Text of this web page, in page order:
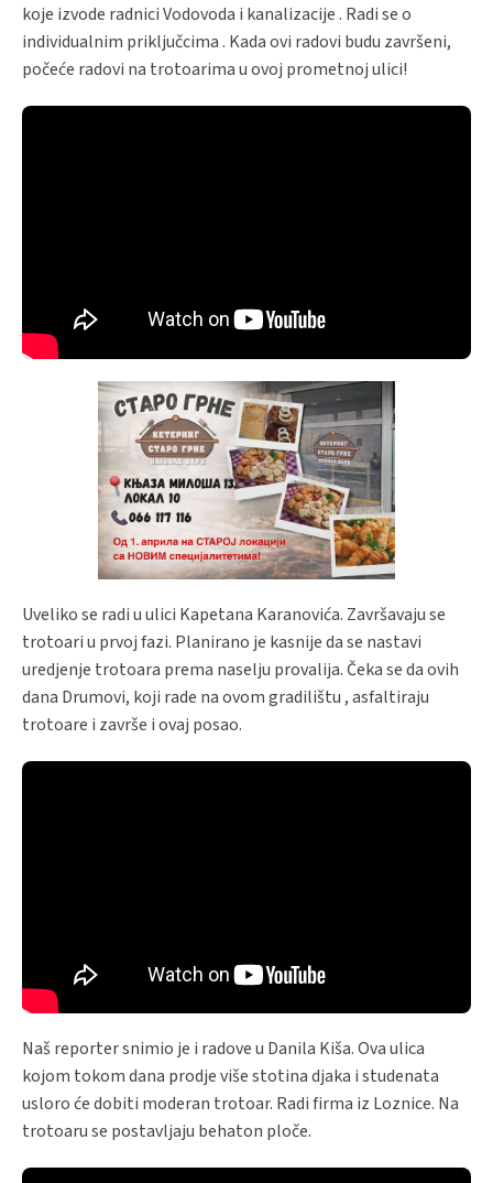
koje izvode radnici Vodovoda i kanalizacije . Radi se o
individualnim priključcima . Kada ovi radovi budu završeni,
počeće radovi na trotoarima u ovoj prometnoj ulici!
Uveliko se radi u ulici Kapetana Karanovića. Završavaju se
trotoari u prvoj fazi. Planirano je kasnije da se nastavi
uredjenje trotoara prema naselju provalija. Čeka se da ovih
dana Drumovi, koji rade na ovom gradilištu , asfaltiraju
trotoare i završe i ovaj posao.
Naš reporter snimio je i radove u Danila Kiša. Ova ulica
kojom tokom dana prodje više stotina djaka i studenata
usloro će dobiti moderan trotoar. Radi firma iz Loznice. Na
trotoaru se postavljaju behaton ploče.